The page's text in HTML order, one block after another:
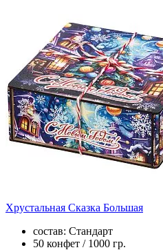
Хрустальная Сказка Большая
состав: Стандарт
50 конфет / 1000 гр.